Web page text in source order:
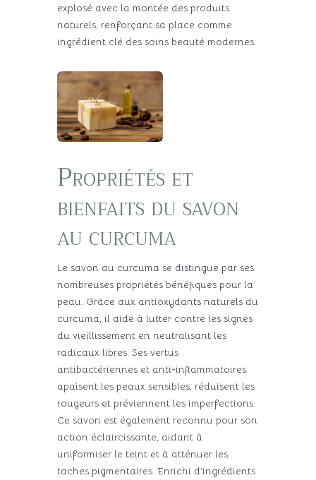
explosé avec la montée des produits
naturels, renforçant sa place comme
ingrédient clé des soins beauté modernes.
Propriétés et
bienfaits du savon
au curcuma
Le savon au curcuma se distingue par ses
nombreuses propriétés bénéfiques pour la
peau. Grâce aux antioxydants naturels du
curcuma, il aide à lutter contre les signes
du vieillissement en neutralisant les
radicaux libres. Ses vertus
antibactériennes et anti-inflammatoires
apaisent les peaux sensibles, réduisent les
rougeurs et préviennent les imperfections.
Ce savon est également reconnu pour son
action éclaircissante, aidant à
uniformiser le teint et à atténuer les
taches pigmentaires. Enrichi d’ingrédients